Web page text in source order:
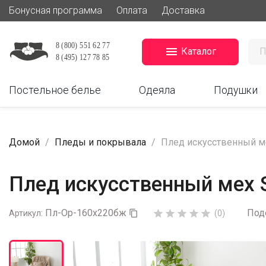
Бонусная программа Оплата Доставка
 Каталог
Постельное белье Одеяла Подушки
Домой Пледы и покрывала Плед искусственный
Плед искусственный
Артикул: Пл-Ор-160х220бж       (0)